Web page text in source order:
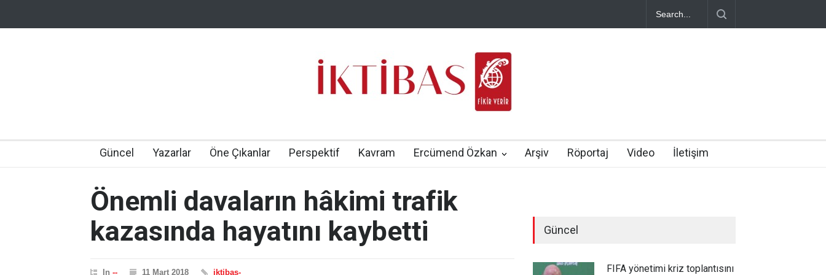
Güncel Yazarlar Öne Çıkanlar Perspektif Kavram Ercümend Özkan Arşiv Röportaj Video İletişim
Önemli davaların hâkimi trafik
kazasında hayatını kaybetti
In -- 11 Mart 2018 iktibas-
Güncel
FIFA yönetimi kriz toplantısını